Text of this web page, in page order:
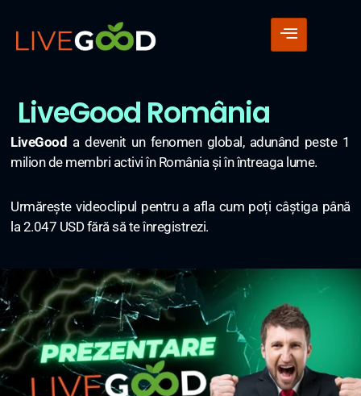
LiveGood România
LiveGood a devenit un fenomen global, adunând peste 1
milion de membri activi în România și în întreaga lume.
Urmărește videoclipul pentru a afla cum poți câștiga până
la 2.047 USD fără să te înregistrezi.